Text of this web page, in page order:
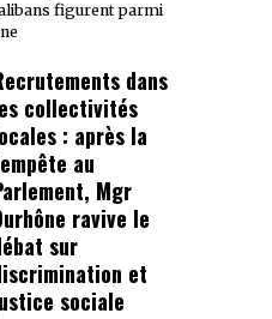
figurent parmi
dans
collectivités
: après la
au
Mgr
ravive le
sur
et
sociale